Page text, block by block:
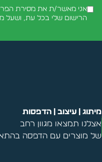
אני מאשר/ת את מסירת
הרישום שלי בכל עת, ושעל
מיתוג | עיצוב | הדפסות
אצלנו תמצאו מגוון רחב
של מוצרים עם הדפסה